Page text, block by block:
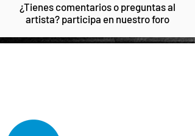
¿Tienes comentarios o preguntas al
artista? participa en nuestro foro